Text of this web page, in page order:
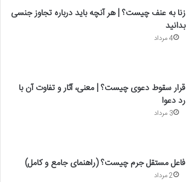
زنا به عنف چیست؟ | هر آنچه باید درباره تجاوز جنسی
بدانید
4 مرداد
قرار سقوط دعوی چیست؟ | معنی، آثار و تفاوت آن با
رد دعوا
3 مرداد
فاعل مستقل جرم چیست؟ (راهنمای جامع و کامل)
2 مرداد